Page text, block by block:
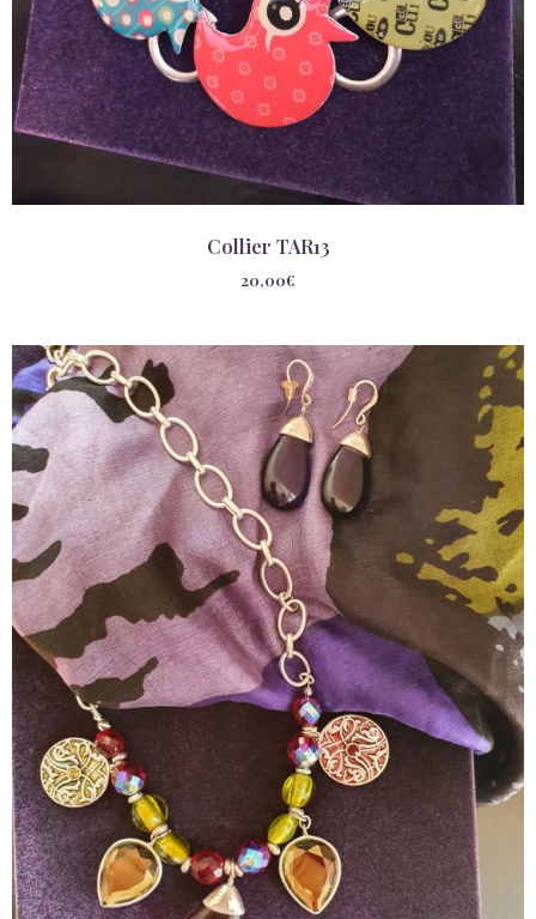
Collier TAR13
20,00€